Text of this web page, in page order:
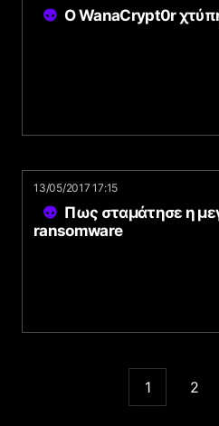
Ο WanaCrypt0r
13/05/2017 17:15
Πως σταμάτησε η
ransomware
1 2